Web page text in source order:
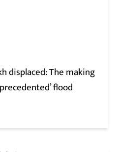
displaced: The making
flood